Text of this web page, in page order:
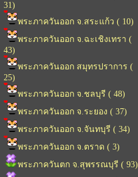
31)
พระภาควันออก จ.สระแก้ว ( 10)
พระภาควันออก จ.ฉะเชิงเทรา (
43)
พระภาควันออก สมุทรปราการ (
25)
พระภาควันออก จ.ชลบุรี ( 48)
พระภาควันออก จ.ระยอง ( 37)
พระภาควันออก จ.จันทบุรี ( 34)
พระภาควันออก จ.ตราด ( 3)
พระภาควันตก จ.สุพรรณบุรี ( 93)